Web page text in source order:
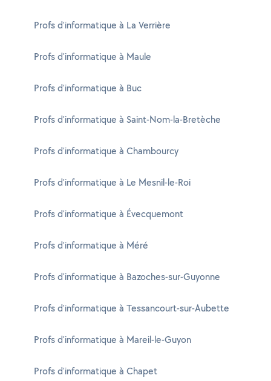
Profs d'informatique à La Verrière
Profs d'informatique à Maule
Profs d'informatique à Buc
Profs d'informatique à Saint-Nom-la-Bretèche
Profs d'informatique à Chambourcy
Profs d'informatique à Le Mesnil-le-Roi
Profs d'informatique à Évecquemont
Profs d'informatique à Méré
Profs d'informatique à Bazoches-sur-Guyonne
Profs d'informatique à Tessancourt-sur-Aubette
Profs d'informatique à Mareil-le-Guyon
Profs d'informatique à Chapet